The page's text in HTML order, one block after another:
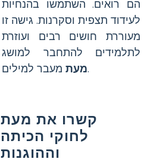
הם רואים. השתמשו בהנחיות
לעידוד תצפית וסקרנות. גישה זו
מעוררת חושים רבים ועוזרת
לתלמידים להתחבר למושג
מעתמעבר למילים.
קשרו את מעת
לחוקי הכיתה
וההוגנות